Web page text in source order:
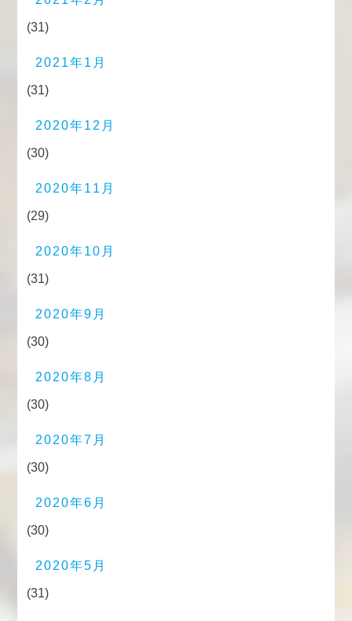
(31)
2021年1月
(31)
2020年12月
(30)
2020年11月
(29)
2020年10月
(31)
2020年9月
(30)
2020年8月
(30)
2020年7月
(30)
2020年6月
(30)
2020年5月
(31)